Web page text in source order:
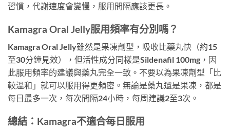
習慣，代謝速度會變慢，服用間隔應該更長。
Kamagra Oral Jelly服用頻率有分別嗎？
Kamagra Oral Jelly雖然是果凍劑型，吸收比藥丸快（約15
至30分鐘見效），但活性成分同樣是Sildenafil 100mg，因
此服用頻率的建議與藥丸完全一致。不要以為果凍劑型「比
較溫和」就可以服用得更頻密。無論是藥丸還是果凍，都是
每日最多一次，每次間隔24小時，每周建議2至3次。
總結：Kamagra不適合每日服用